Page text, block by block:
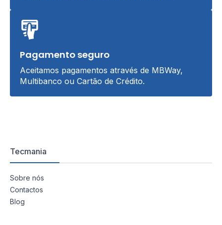
Pagamento seguro
Aceitamos pagamentos através de MBWay,
Multibanco ou Cartão de Crédito.
Tecmania
Sobre nós
Contactos
Blog